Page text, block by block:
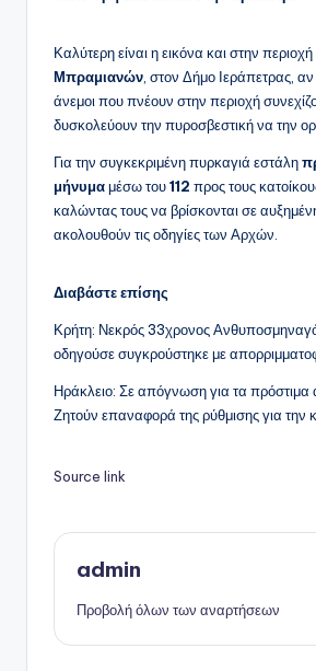
Καλύτερη είναι η εικόνα και στην περιοχή
Μπραμιανών , στον Δήμο Ιεράπετρας, αν
άνεμοι που πνέουν στην περιοχή
δυσκολεύουν την πυροσβεστική να την
Για την συγκεκριμένη πυρκαγιά εστάλη
μήνυμαμέσω του112 προς τους
καλώντας τους να βρίσκονται σε
ακολουθούν τις οδηγίες των Αρχών.
Διαβάστε επίσης
Κρήτη: Νεκρός 33χρονος
οδηγούσε συγκρούστηκε με
Ηράκλειο: Σε απόγνωση για τα πρόστιμα
Ζητούν επαναφορά της ρύθμισης για την
Source link
admin
Προβολή όλων των αναρτήσεων